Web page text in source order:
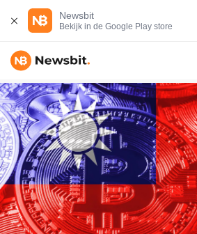
Newsbit
Bekijk in de Google Play store